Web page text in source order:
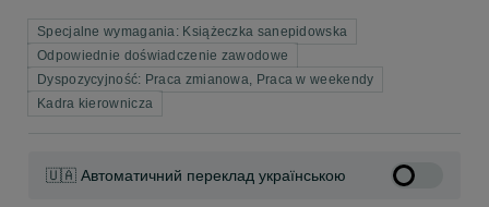
Specjalne wymagania: Książeczka sanepidowska
Odpowiednie doświadczenie zawodowe
Dyspozycyjność: Praca zmianowa, Praca w weekendy
Kadra kierownicza
🇺🇦 Автоматичний переклад українською